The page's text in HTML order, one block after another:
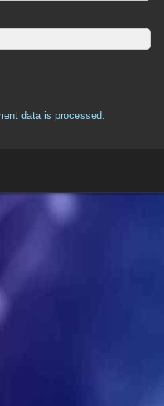
data is processed.